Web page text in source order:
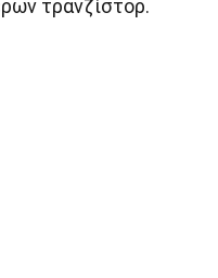
τρανζίστορ.